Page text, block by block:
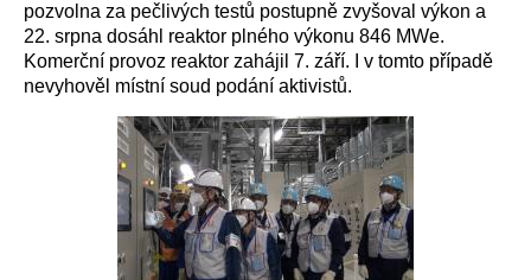
pozvolna za pečlivých testů postupně zvyšoval výkon a
22. srpna dosáhl reaktor plného výkonu 846 MWe.
Komerční provoz reaktor zahájil 7. září. I v tomto případě
nevyhověl místní soud podání aktivistů.